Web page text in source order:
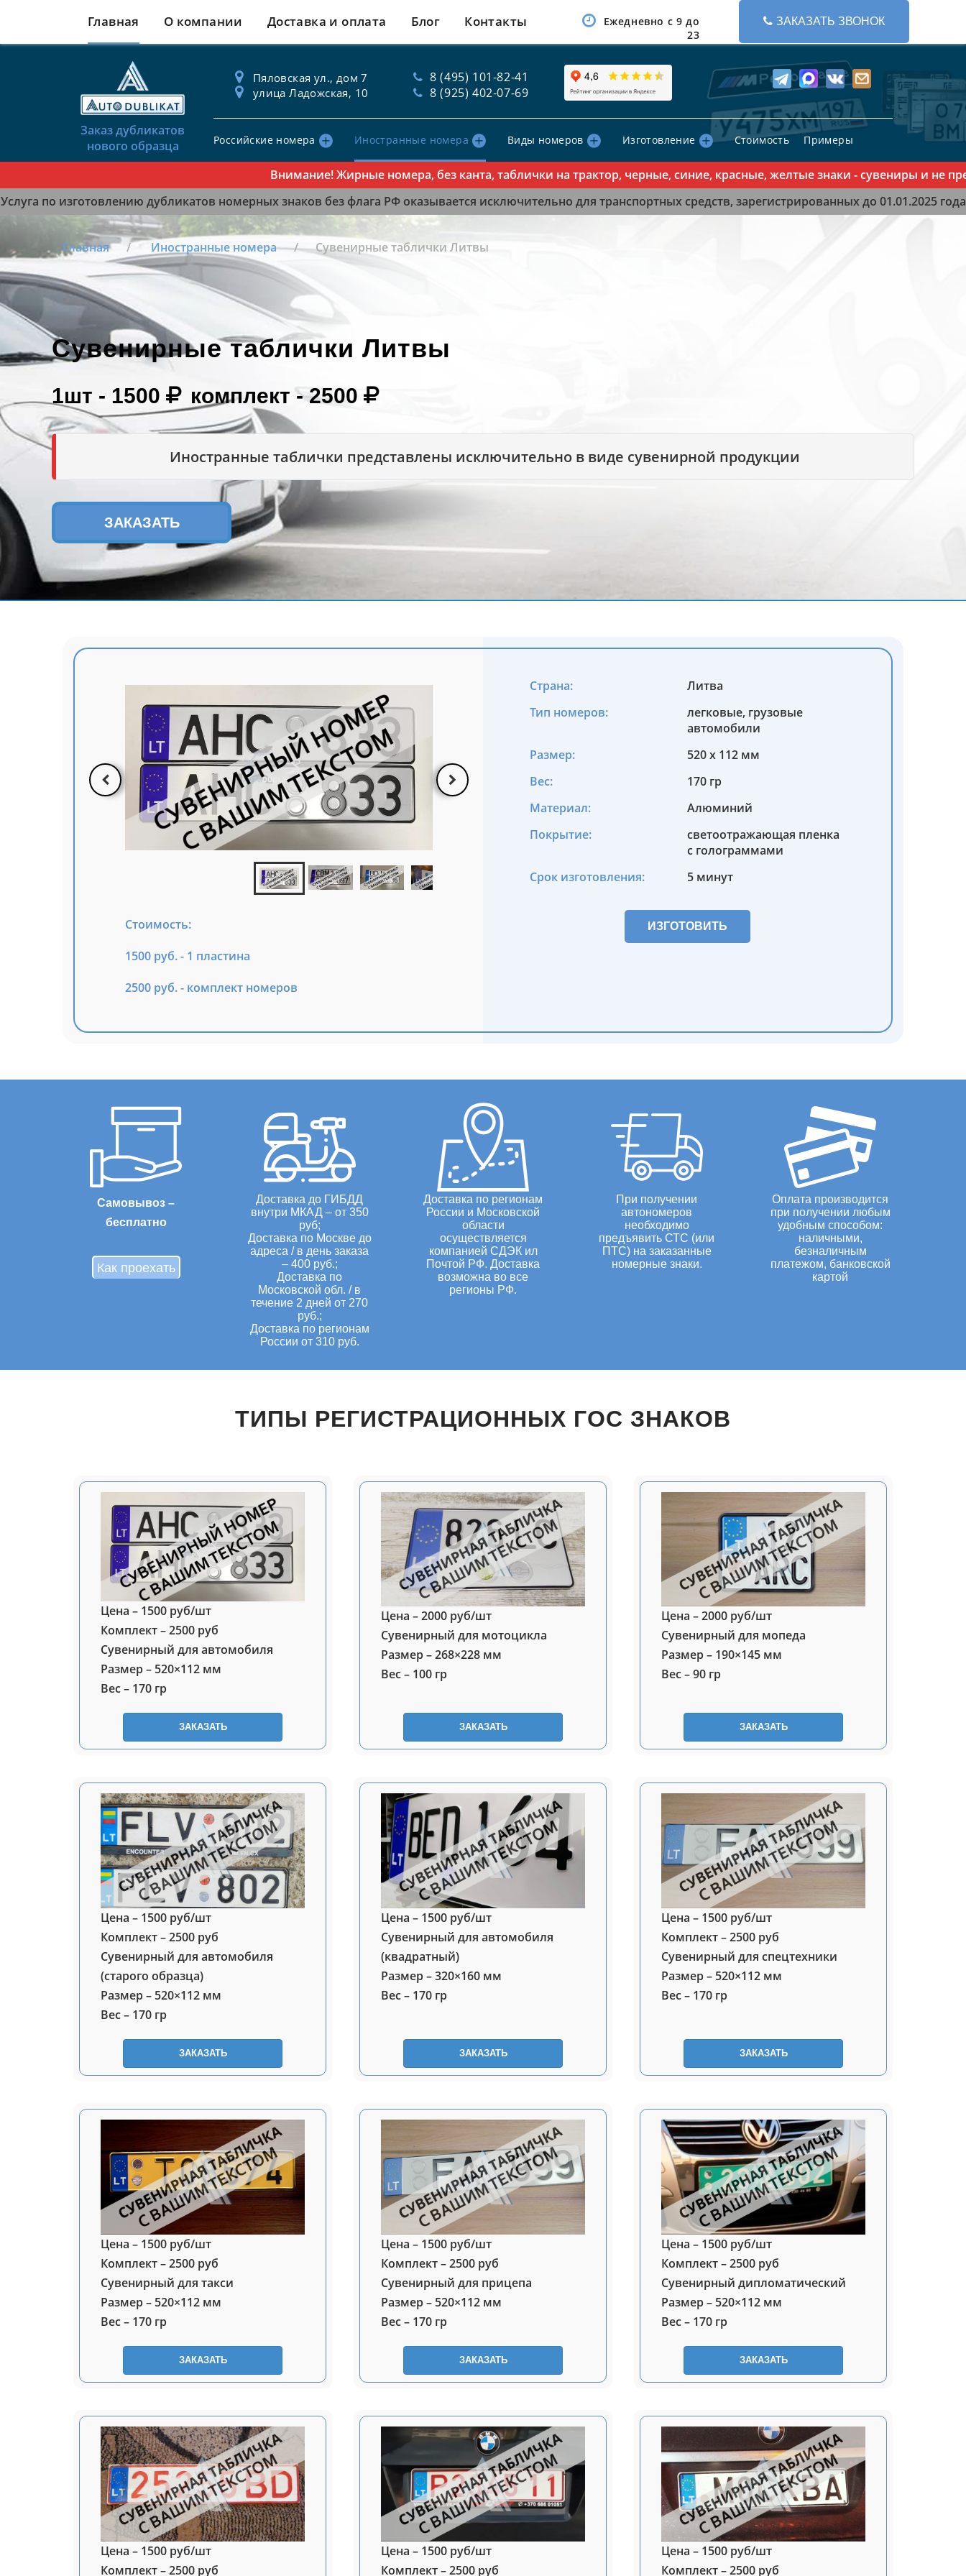
Главная О компании Доставка и оплата Блог Контакты
Ежедневно с 9 до
23
ЗАКАЗАТЬ ЗВОНОК
Заказ дубликатов
нового образца
Пяловская ул., дом 7
улица Ладожская, 10
8 (495) 101-82-41
8 (925) 402-07-69
Российские номера Иностранные номера Виды номеров Изготовление Стоимость Примеры
Внимание! Жирные номера, без канта, таблички на трактор, черные, синие, красные, желтые знаки - сувениры и не
Услуга по изготовлению дубликатов номерных знаков без флага РФ оказывается исключительно для транспортных средств, зарегистрированных до 01.01.2025 года
Главная Иностранные номера Сувенирные таблички Литвы
Сувенирные таблички Литвы
1шт - 1500 комплект -2500
Иностранные таблички представлены исключительно в виде сувенирной продукции
ЗАКАЗАТЬ
Стоимость:
1500 руб. - 1 пластина
2500 руб. - комплект номеров
Страна:
Литва
Тип номеров:
легковые, грузовые
автомобили
Размер:
520 х 112 мм
Вес:
170 гр
Материал:
Алюминий
Покрытие:
светоотражающая пленка
с голограммами
Срок изготовления:
5 минут
ИЗГОТОВИТЬ
Самовывоз –
бесплатно
Как проехать
Доставка до ГИБДД
внутри МКАД – от 350
руб;
Доставка по Москве до
адреса / в день заказа
– 400 руб.;
Доставка по
Московской обл. / в
течение 2 дней от 270
руб.;
Доставка по регионам
России от 310 руб.
Доставка по регионам
России и Московской
области
осуществляется
компанией СДЭК ил
Почтой РФ. Доставка
возможна во все
регионы РФ.
При получении
автономеров
необходимо
предъявить СТС (или
ПТС) на заказанные
номерные знаки.
Оплата производится
при получении любым
удобным способом:
наличными,
безналичным
платежом, банковской
картой
ТИПЫ РЕГИСТРАЦИОННЫХ ГОС ЗНАКОВ
Цена – 1500 руб/шт
Комплект – 2500 руб
Сувенирный для автомобиля
Размер – 520×112 мм
Вес – 170 гр
ЗАКАЗАТЬ
Цена – 2000 руб/шт
Сувенирный для мотоцикла
Размер – 268×228 мм
Вес – 100 гр
ЗАКАЗАТЬ
Цена – 2000 руб/шт
Сувенирный для мопеда
Размер – 190×145 мм
Вес – 90 гр
ЗАКАЗАТЬ
Цена – 1500 руб/шт
Комплект – 2500 руб
Сувенирный для автомобиля
(старого образца)
Размер – 520×112 мм
Вес – 170 гр
ЗАКАЗАТЬ
Цена – 1500 руб/шт
Сувенирный для автомобиля
(квадратный)
Размер – 320×160 мм
Вес – 170 гр
ЗАКАЗАТЬ
Цена – 1500 руб/шт
Комплект – 2500 руб
Сувенирный для спецтехники
Размер – 520×112 мм
Вес – 170 гр
ЗАКАЗАТЬ
Цена – 1500 руб/шт
Комплект – 2500 руб
Сувенирный для такси
Размер – 520×112 мм
Вес – 170 гр
ЗАКАЗАТЬ
Цена – 1500 руб/шт
Комплект – 2500 руб
Сувенирный для прицепа
Размер – 520×112 мм
Вес – 170 гр
ЗАКАЗАТЬ
Цена – 1500 руб/шт
Комплект – 2500 руб
Сувенирный дипломатический
Размер – 520×112 мм
Вес – 170 гр
ЗАКАЗАТЬ
Цена – 1500 руб/шт
Комплект – 2500 руб
Цена – 1500 руб/шт
Комплект – 2500 руб
Цена – 1500 руб/шт
Комплект – 2500 руб